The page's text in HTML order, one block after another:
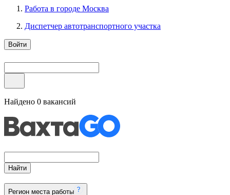
Работа в городе Москва
Диспетчер автотранспортного участка
Войти
Найдено 0 вакансий
Найти
Регион места работы